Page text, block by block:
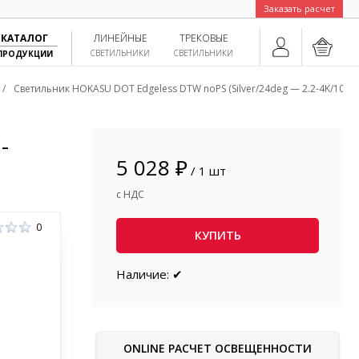
Заказать расчет
ТРЕКОВЫЕ
СВЕТИЛЬНИКИ
ЛИНЕЙНЫЕ
СВЕТИЛЬНИКИ
КАТАЛОГ
/ Светильник HOKASU DOT Edgeless DTW noPS (Silver/24deg — 2.2-4K/10W/
0
5 028 ₽ / 1 шт
с НДС
КУПИТЬ
Наличие: ✔
ONLINE РАСЧЕТ ОСВЕЩЕННОСТИ